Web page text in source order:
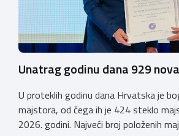
Unatrag godinu dana 929
U proteklih godinu dana Hrvatska je
majstora, od čega ih je 424 steklo
2026. godini. Najveći broj položenih